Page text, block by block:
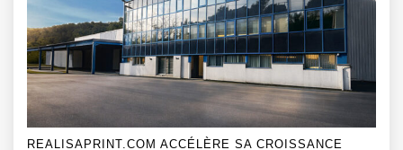
REALISAPRINT.COM ACCÉLÈRE SA CROISSANCE